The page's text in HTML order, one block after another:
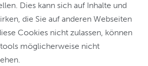
Dies kann sich auf Inhalte und
die Sie auf anderen Webseiten
Cookies nicht zulassen, können
möglicherweise nicht